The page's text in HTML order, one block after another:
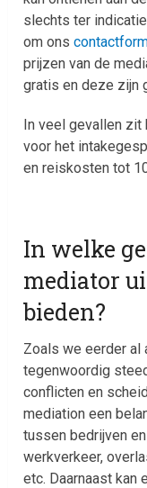
slechts ter
om ons
prijzen van de
gratis en deze zijn
In veel gevallen zit
voor het
en reiskosten tot
In welke
mediator
bieden?
Zoals we eerder al
tegenwoordig
conflicten en
mediation een
tussen bedrijven
werkverkeer,
etc. Daarnaast kan